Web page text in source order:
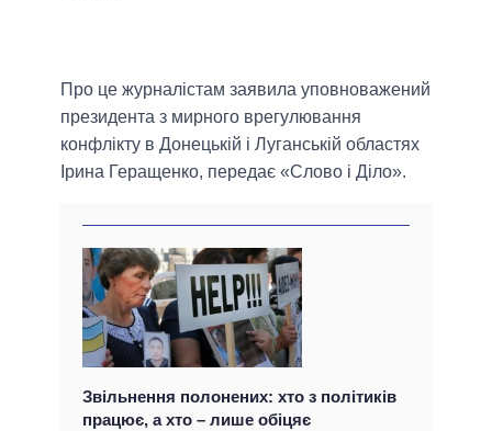
Про це журналістам заявила уповноважений
президента з мирного врегулювання
конфлікту в Донецькій і Луганській областях
Ірина Геращенко, передає «Слово і Діло».
Звільнення полонених: хто з політиків
працює, а хто – лише обіцяє